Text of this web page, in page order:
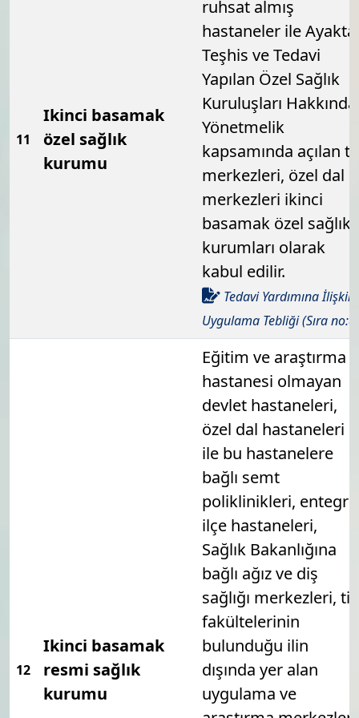
11
Ikinci basamak
özel sağlık
kurumu
ruhsat almış
hastaneler ile Ayakta
Teşhis ve Tedavi
Yapılan Özel Sağlık
Kuruluşları Hakkında
Yönetmelik
kapsamında açılan
merkezleri, özel dal
merkezleri ikinci
basamak özel sağlık
kurumları olarak
kabul edilir.
Tedavi Yardımına İlişkin
Uygulama Tebliği (Sıra no:8)
12
Ikinci basamak
resmi sağlık
kurumu
Eğitim ve araştırma
hastanesi olmayan
devlet hastaneleri,
özel dal hastaneleri
ile bu hastanelere
bağlı semt
poliklinikleri, entegre
ilçe hastaneleri,
Sağlık Bakanlığına
bağlı ağız ve diş
sağlığı merkezleri, tip
fakültelerinin
bulunduğu ilin
dışında yer alan
uygulama ve